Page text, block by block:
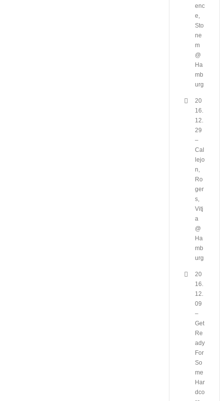
enc
e,
Sto
ne
m
@
Ha
mb
urg
20
16.
12.
29
–
Cal
lejo
n,
Ro
ger
s,
Vitj
a
@
Ha
mb
urg
20
16.
12.
09
–
Get
Re
ady
For
So
me
Har
dco